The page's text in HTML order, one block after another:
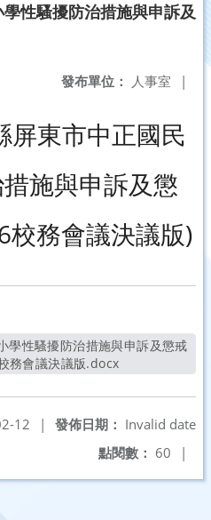
性騷擾防治措施與申訴及
發布單位： 人事室 |
屏東市中正國民
施與申訴及懲
校務會議決議版)
務會議決議版.docx
發佈日期： Invalid date
12
|
點閱數： 60 |